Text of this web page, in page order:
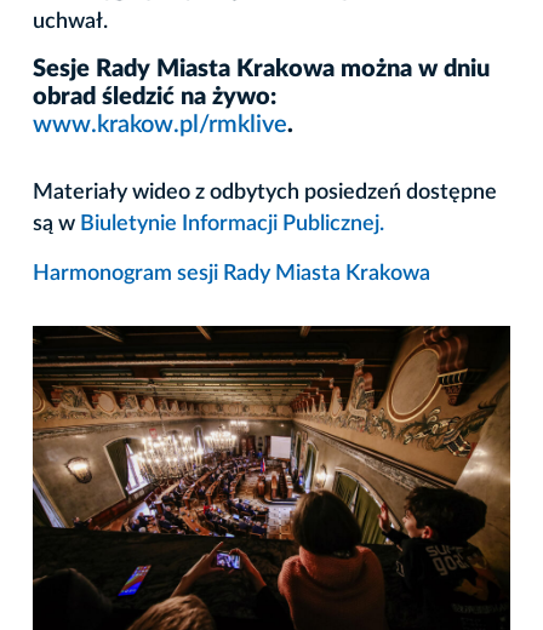
uchwał.
Sesje Rady Miasta Krakowa można w dniu
obrad śledzić na żywo:
www.krakow.pl/rmklive.
Materiały wideo z odbytych posiedzeń dostępne
są w Biuletynie Informacji Publicznej.
Harmonogram sesji Rady Miasta Krakowa